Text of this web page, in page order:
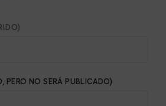
PERO NO SERÁ PUBLICADO)